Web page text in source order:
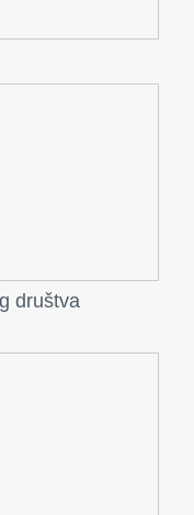
društva